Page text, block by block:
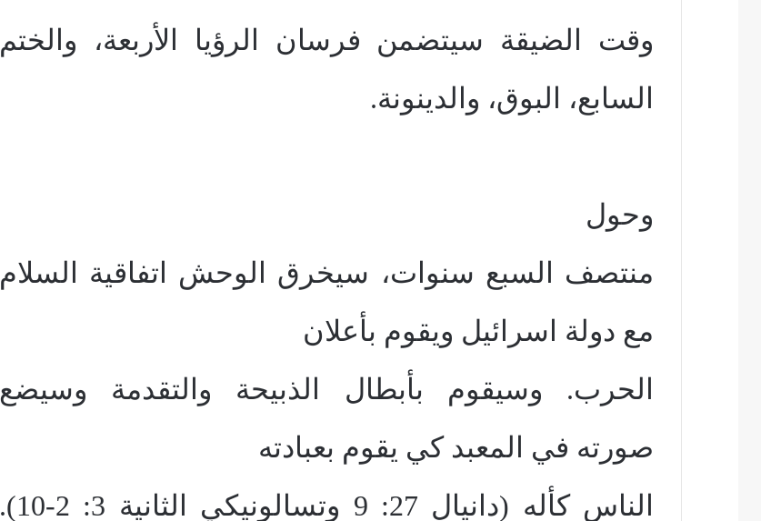
وقت الضيقة سيتضمن فرسان الرؤيا الأربعة، والختم
السابع، البوق، والدينونة.
وحول
منتصف السبع سنوات، سيخرق الوحش اتفاقية السلام
مع دولة اسرائيل ويقوم بأعلان
الحرب. وسيقوم بأبطال الذبيحة والتقدمة وسيضع
صورته في المعبد كي يقوم بعبادته
الناس كأله (دانيال 27: 9 وتسالونيكي الثانية 3: 2-10).